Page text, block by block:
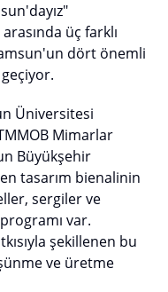
üç farklı
dört önemli
Üniversitesi
Mimarlar
Büyükşehir
tasarım bienalinin
sergiler ve
var.
şekillenen bu
ve üretme